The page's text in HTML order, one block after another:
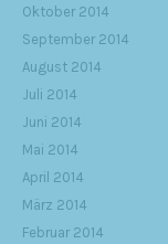
Oktober 2014
September 2014
August 2014
Juli 2014
Juni 2014
Mai 2014
April 2014
März 2014
Februar 2014